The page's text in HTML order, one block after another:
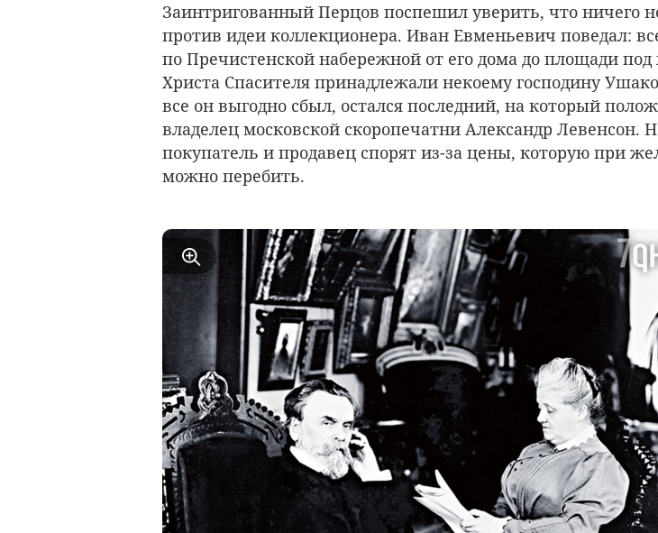
Заинтригованный Перцов поспешил уверить, что ничего
против идеи коллекционера. Иван Евменьевич поведал:
по Пречистенской набережной от его дома до площади
Христа Спасителя принадлежали некоему господину
все он выгодно сбыл, остался последний, на который
владелец московской скоропечатни Александр Левенсон.
покупатель и продавец спорят из-за цены, которую при
можно перебить.